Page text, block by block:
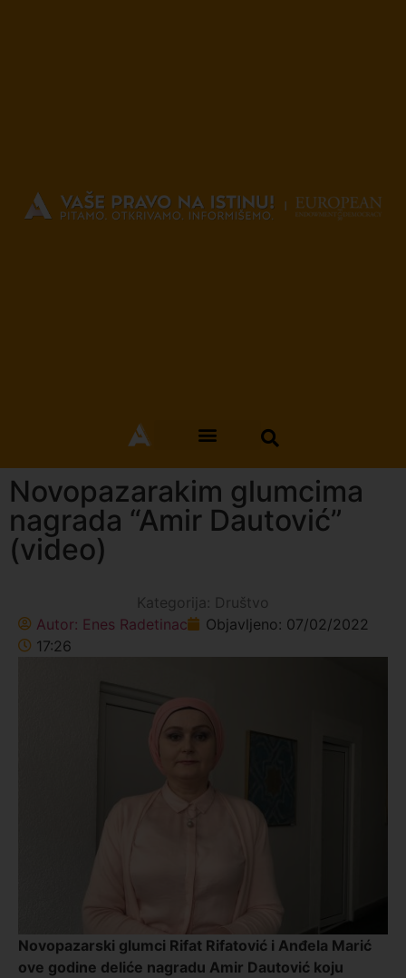
Novopazarakim glumcima
nagrada “Amir Dautović”
(video)
Kategorija: Društvo
Autor: Enes Radetinac Objavljeno: 07/02/2022
17:26
Novopazarski glumci Rifat Rifatović i Anđela Marić
ove godine deliće nagradu Amir Dautović koju